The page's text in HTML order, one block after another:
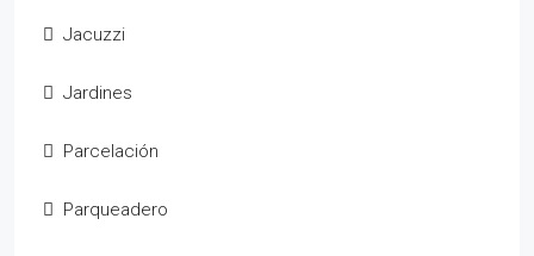
Jacuzzi
Jardines
Parcelación
Parqueadero